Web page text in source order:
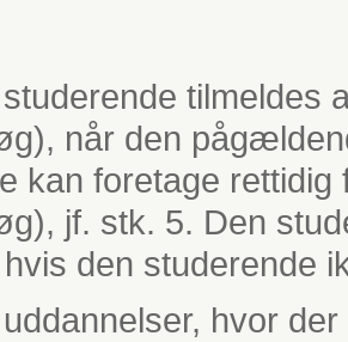
tilmeldes
når den
kan foretage
jf. stk. 5. Den
den studerende
hvor